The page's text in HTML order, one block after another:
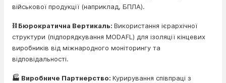
військової продукції (наприклад, БПЛА).
⛓️ Бюрократична Вертикаль: Використання ієрархічної
структури (підпорядкування MODAFL) для ізоляції кінцевих
виробників від міжнародного моніторингу та
відповідальності.
🏭 Виробниче Партнерство: Курирування співпраці з